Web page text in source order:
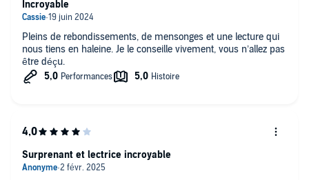
Pleins de rebondissements, de mensonges et une lecture qui
nous tiens en haleine. Je le conseille vivement, vous n’allez pas
être déçu.
Incroyable
Surprenant et lectrice incroyable